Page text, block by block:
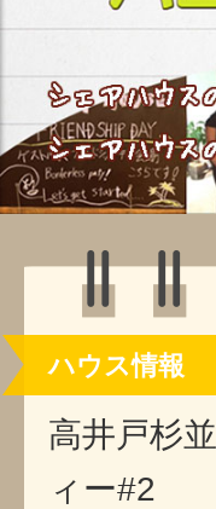
ハウス情報
高井戸杉並
ィー#2